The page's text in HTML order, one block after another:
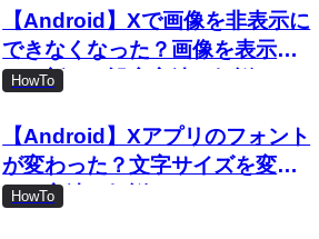
【Android】Xで画像を非表示に
できなくなった？画像を表示し
ない新しい設定方法を解説
HowTo
【Android】Xアプリのフォント
が変わった？文字サイズを変更
する方法を解説
HowTo